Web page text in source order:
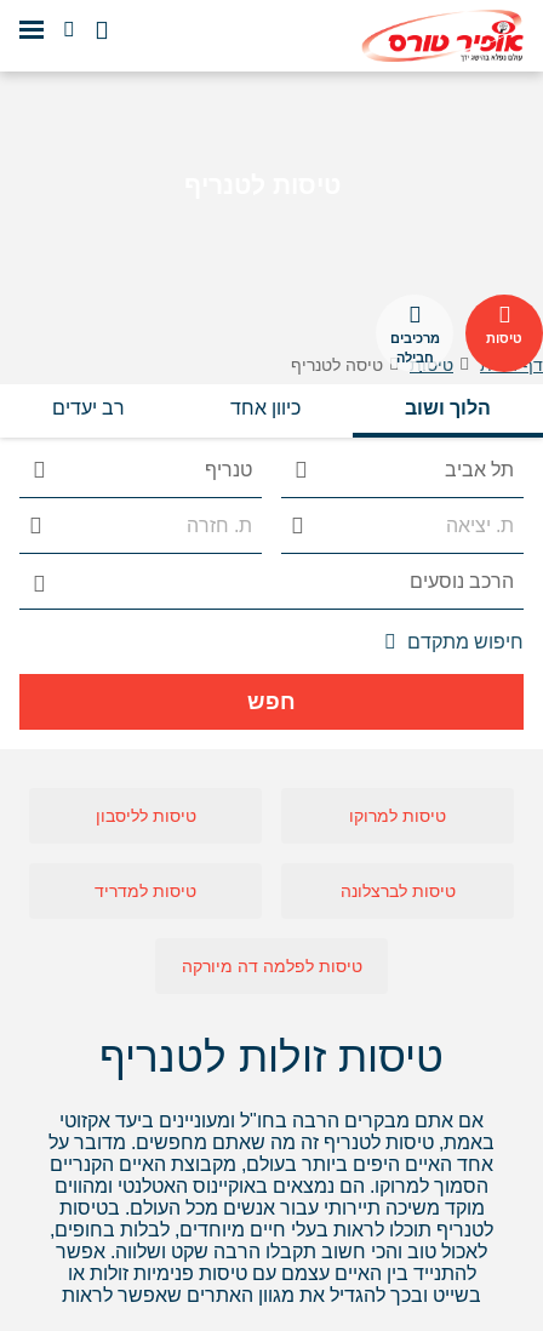
דף הבית טיסות טיסה לטנריף
טיסות
מרכיבים
חבילה
לבד
הלוך ושוב כיוון אחד רב יעדים
חפש
חיפוש מתקדם
אפשרויות
הנוספות
טיסות למרוקו טיסות לליסבון
טיסות לברצלונה טיסות למדריד
טיסות לפלמה דה מיורקה
טיסות זולות לטנריף
אם אתם מבקרים הרבה בחו"ל ומעוניינים ביעד אקזוטי
באמת, טיסות לטנריף זה מה שאתם מחפשים. מדובר על
אחד האיים היפים ביותר בעולם, מקבוצת האיים הקנריים
הסמוך למרוקו. הם נמצאים באוקיינוס האטלנטי ומהווים
מוקד משיכה תיירותי עבור אנשים מכל העולם. בטיסות
לטנריף תוכלו לראות בעלי חיים מיוחדים, לבלות בחופים,
לאכול טוב והכי חשוב תקבלו הרבה שקט ושלווה. אפשר
להתנייד בין האיים עצמם עם טיסות פנימיות זולות או
בשייט ובכך להגדיל את מגוון האתרים שאפשר לראות